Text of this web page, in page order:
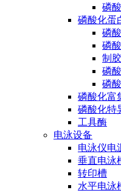
磷
磷酸化蛋
磷
磷
制
磷
磷
磷酸化富
磷酸化特
工具酶
电泳设备
电泳仪电
垂直电泳
转印槽
水平电泳